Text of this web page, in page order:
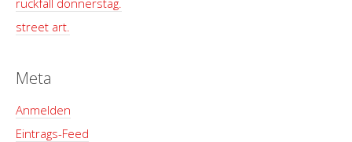
rückfall donnerstag.
street art.
Meta
Anmelden
Eintrags-Feed